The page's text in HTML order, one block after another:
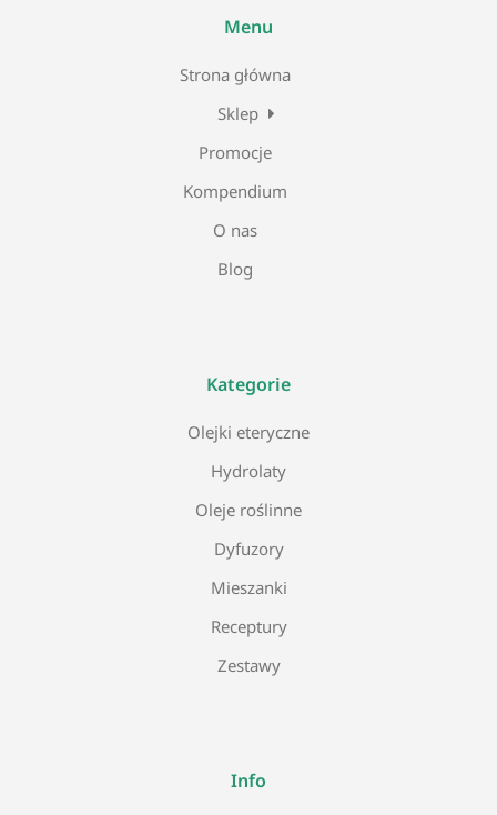
Menu
Strona główna
Sklep
Promocje
Kompendium
O nas
Blog
Kategorie
Olejki eteryczne
Hydrolaty
Oleje roślinne
Dyfuzory
Mieszanki
Receptury
Zestawy
Info